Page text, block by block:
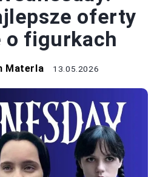
oferty
o figurkach
Materla 13.05.2026